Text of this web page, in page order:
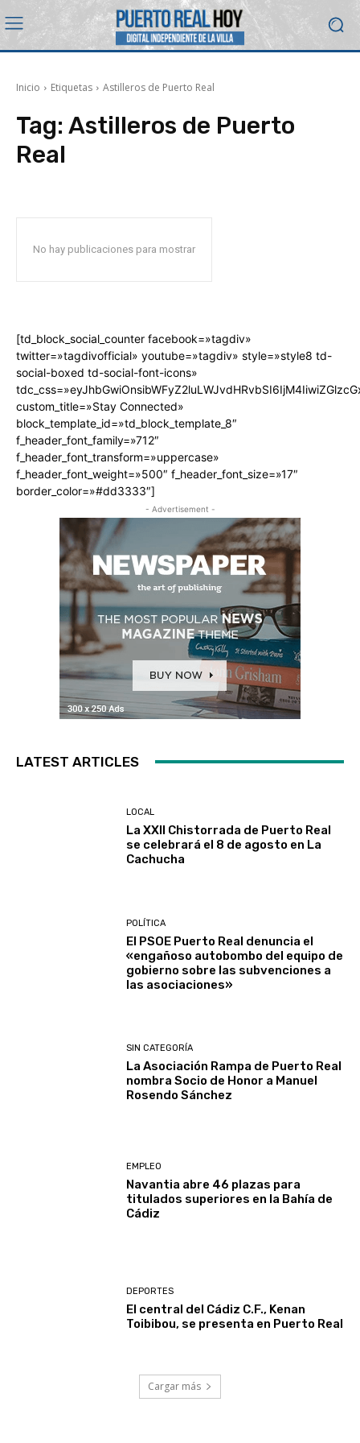
Inicio Etiquetas Astilleros de Puerto Real
Tag: Astilleros de Puerto
Real
No hay publicaciones para mostrar
[td_block_social_counter facebook=»tagdiv»
twitter=»tagdivofficial» youtube=»tagdiv» style=»style8 td-
social-boxed td-social-font-icons»
custom_title=»Stay Connected»
block_template_id=»td_block_template_8″
f_header_font_family=»712″
f_header_font_transform=»uppercase»
f_header_font_weight=»500″ f_header_font_size=»17″
border_color=»#dd3333″]
- Advertisement -
LATEST ARTICLES
LOCAL
La XXII Chistorrada de Puerto Real
se celebrará el 8 de agosto en La
Cachucha
POLÍTICA
El PSOE Puerto Real denuncia el
«engañoso autobombo del equipo de
gobierno sobre las subvenciones a
las asociaciones»
SIN CATEGORÍA
La Asociación Rampa de Puerto Real
nombra Socio de Honor a Manuel
Rosendo Sánchez
EMPLEO
Navantia abre 46 plazas para
titulados superiores en la Bahía de
Cádiz
DEPORTES
El central del Cádiz C.F., Kenan
Toibibou, se presenta en Puerto Real
Cargar más